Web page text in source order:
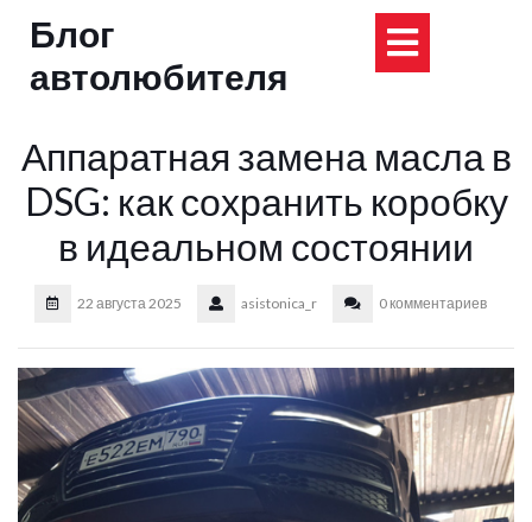
Блог
автолюбителя
Аппаратная замена масла в
DSG: как сохранить коробку
в идеальном состоянии
22 августа 2025 asistonica_r 0 комментариев